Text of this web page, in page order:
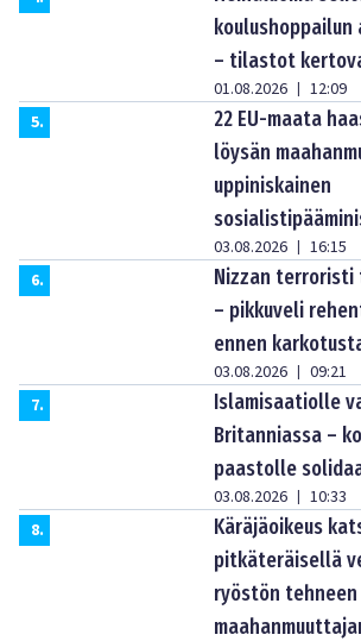
– tilastot
01.08.2026 | 12:09
5.
22 EU-maata
löysän
uppiniskainen
03.08.2026 | 16:15
6.
Nizzan terroristi
– pikkuveli
ennen
03.08.2026 | 09:21
7.
Islamisaatiolle
Britanniassa –
paastolle
03.08.2026 | 10:33
8.
Käräjäoikeus
pitkäteräisellä
ryöstön tehneen